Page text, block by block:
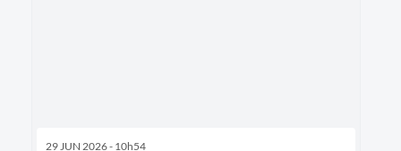
29 JUN 2026 - 10h54